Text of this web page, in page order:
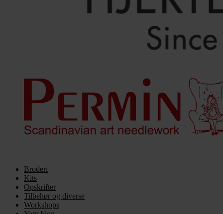
Broderi
Kits
Opskrifter
Tilbehør og diverse
Workshops